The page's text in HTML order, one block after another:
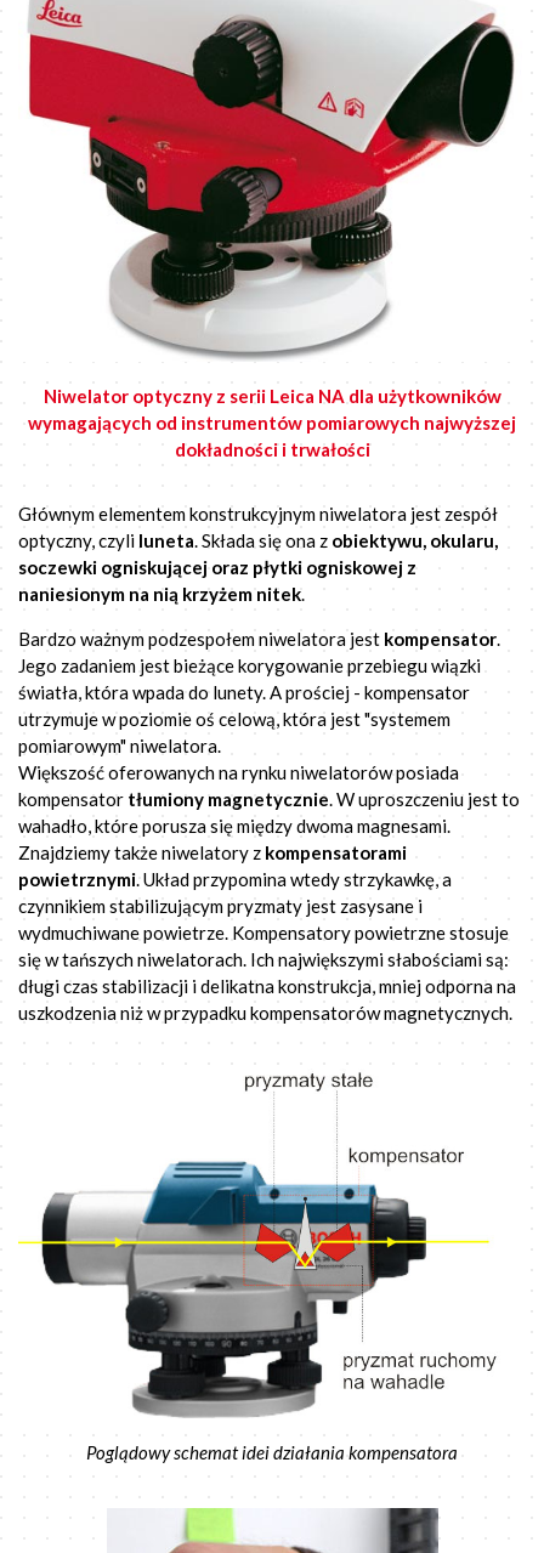
Niwelator optyczny z serii Leica NA dla użytkowników
wymagających od instrumentów pomiarowych najwyższej
dokładności i trwałości
Głównym elementem konstrukcyjnym niwelatora jest zespół
optyczny, czyli luneta. Składa się ona z obiektywu, okularu,
soczewki ogniskującej oraz płytki ogniskowej z
naniesionym na nią krzyżem nitek.
Bardzo ważnym podzespołem niwelatora jest kompensator.
Jego zadaniem jest bieżące korygowanie przebiegu wiązki
światła, która wpada do lunety. A prościej - kompensator
utrzymuje w poziomie oś celową, która jest "systemem
pomiarowym" niwelatora.
Większość oferowanych na rynku niwelatorów posiada
kompensator tłumiony magnetycznie. W uproszczeniu jest to
wahadło, które porusza się między dwoma magnesami.
Znajdziemy także niwelatory z kompensatorami
powietrznymi. Układ przypomina wtedy strzykawkę, a
czynnikiem stabilizującym pryzmaty jest zasysane i
wydmuchiwane powietrze. Kompensatory powietrzne stosuje
się w tańszych niwelatorach. Ich największymi słabościami są:
długi czas stabilizacji i delikatna konstrukcja, mniej odporna na
uszkodzenia niż w przypadku kompensatorów magnetycznych.
Poglądowy schemat idei działania kompensatora